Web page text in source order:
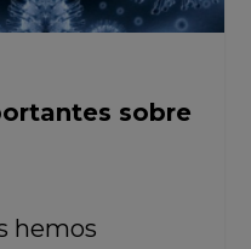
sobre
hemos